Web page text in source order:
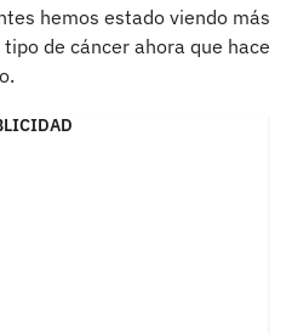
hemos estado viendo más
de cáncer ahora que hace